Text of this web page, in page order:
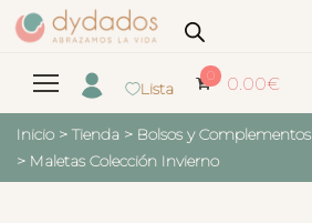
Lista
0 0.00€
Inicio > Tienda > Bolsos y Complementos
> Maletas Colección Invierno